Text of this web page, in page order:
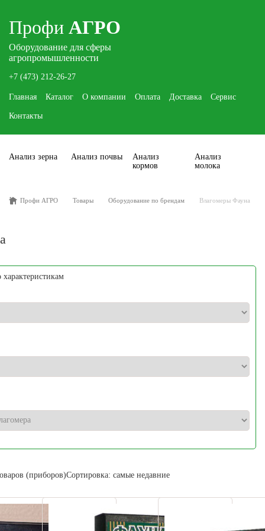
Профи АГРО
Оборудование для сферы
агропромышленности
+7 (473) 212-26-27
Главная Каталог О компании Оплата Доставка Сервис
Контакты
Анализ зерна Анализ почвы
Анализ
кормов
Анализ
молока
Профи АГРО Товары Оборудование по брендам Влагомеры Фауна
(приборов)Сортировка: самые недавние